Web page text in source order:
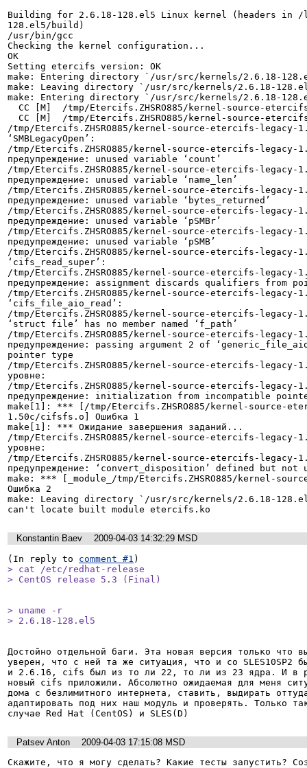
Building for 2.6.18-128.el5 Linux kernel (headers in /
128.el5/build)
/usr/bin/gcc
Checking the kernel configuration...
OK
Setting etercifs version: OK
make: Entering directory `/usr/src/kernels/2.6.18-
make: Leaving directory `/usr/src/kernels/2.6.18-
make: Entering directory `/usr/src/kernels/2.6.18-
/tmp/Etercifs.ZHSRO885/kernel-source-etercifs-
‘SMBLegacyOpen’:
/tmp/Etercifs.ZHSRO885/kernel-source-etercifs-legacy-
предупреждение: unused variable ‘count’
/tmp/Etercifs.ZHSRO885/kernel-source-etercifs-legacy-
предупреждение: unused variable ‘name_len’
/tmp/Etercifs.ZHSRO885/kernel-source-etercifs-legacy-
предупреждение: unused variable ‘bytes_returned’
/tmp/Etercifs.ZHSRO885/kernel-source-etercifs-legacy-
предупреждение: unused variable ‘pSMBr’
/tmp/Etercifs.ZHSRO885/kernel-source-etercifs-legacy-
предупреждение: unused variable ‘pSMB’
/tmp/Etercifs.ZHSRO885/kernel-source-etercifs-
‘cifs_read_super’:
/tmp/Etercifs.ZHSRO885/kernel-source-etercifs-
предупреждение: assignment discards qualifiers from
/tmp/Etercifs.ZHSRO885/kernel-source-etercifs-
‘cifs_file_aio_read’:
/tmp/Etercifs.ZHSRO885/kernel-source-etercifs-
‘struct file’ has no member named ‘f_path’
/tmp/Etercifs.ZHSRO885/kernel-source-etercifs-
предупреждение: passing argument 2 of
pointer type
/tmp/Etercifs.ZHSRO885/kernel-source-etercifs-legacy-
уровне:
/tmp/Etercifs.ZHSRO885/kernel-source-etercifs-
предупреждение: initialization from incompatible
make[1]: *** [/tmp/Etercifs.ZHSRO885/kernel-source-
1.50c/cifsfs.o] Ошибка 1
make[1]: *** Ожидание завершения заданий...
/tmp/Etercifs.ZHSRO885/kernel-source-etercifs-legacy-
уровне:
/tmp/Etercifs.ZHSRO885/kernel-source-etercifs-legacy-
предупреждение: ‘convert_disposition’ defined but not
make: *** [_module_/tmp/Etercifs.ZHSRO885/kernel-
Ошибка 2
make: Leaving directory `/usr/src/kernels/2.6.18-
Konstantin Baev
2009-04-03 14:32:29 MSD
(In reply to comment #1
> cat /etc/redhat-release
> CentOS release 5.3 (Final)
> uname -r
> 2.6.18-128.el5
Достойно отдельной баги. Эта новая версия только что
уверен, что с ней та же ситуация, что и со SLES10SP2
и 2.6.16, cifs был из то ли 22, то ли из 23 ядра. И в
новый cifs приложили. Абсолютно ожидаемая для меня
дома с безлимитного интернета, ставить, выдирать
адаптировать под них наш модуль и проверять. Только
случае Red Hat (CentOS) и SLES(D)
Patsev Anton
2009-04-03 17:15:08 MSD
Скажите, что я могу сделать? Какие тесты запустить?